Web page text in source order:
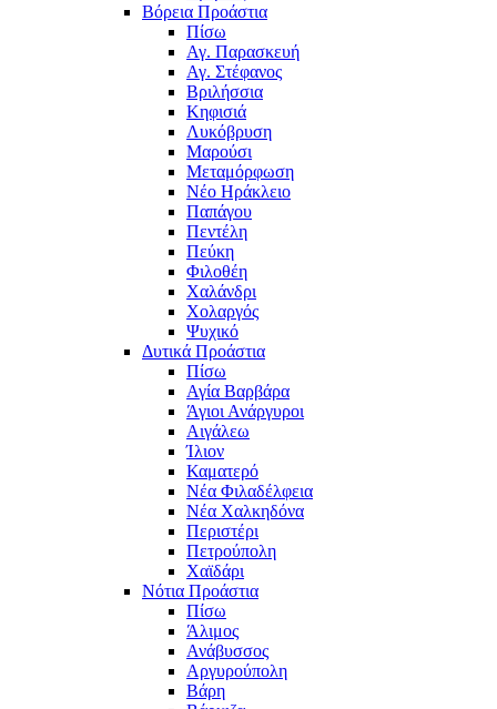
Βόρεια Προάστια
Πίσω
Αγ. Παρασκευή
Αγ. Στέφανος
Βριλήσσια
Κηφισιά
Λυκόβρυση
Μαρούσι
Μεταμόρφωση
Νέο Ηράκλειο
Παπάγου
Πεντέλη
Πεύκη
Φιλοθέη
Χαλάνδρι
Χολαργός
Ψυχικό
Δυτικά Προάστια
Πίσω
Αγία Βαρβάρα
Άγιοι Ανάργυροι
Αιγάλεω
Ίλιον
Καματερό
Νέα Φιλαδέλφεια
Νέα Χαλκηδόνα
Περιστέρι
Πετρούπολη
Χαϊδάρι
Νότια Προάστια
Πίσω
Άλιμος
Ανάβυσσος
Αργυρούπολη
Βάρη